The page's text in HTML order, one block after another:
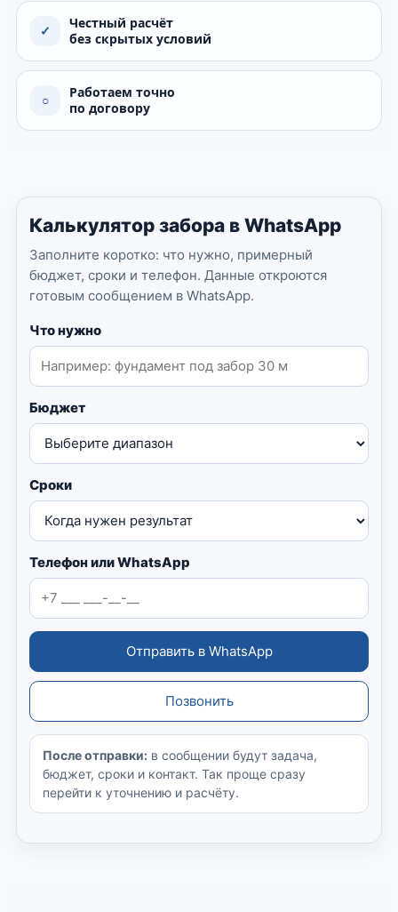
✓
Честный расчёт
без скрытых условий
○
Работаем точно
по договору
Калькулятор забора в WhatsApp
Заполните коротко: что нужно, примерный
бюджет, сроки и телефон. Данные откроются
готовым сообщением в WhatsApp.
Что нужно
Бюджет
Сроки
Телефон или WhatsApp
Отправить в WhatsApp
Позвонить
После отправки: в сообщении будут задача,
бюджет, сроки и контакт. Так проще сразу
перейти к уточнению и расчёту.